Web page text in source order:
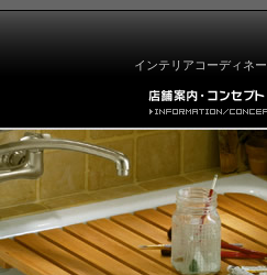
インテリアコーディネ